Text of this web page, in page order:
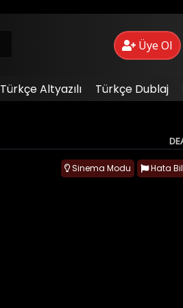
Üye Ol
Türkçe Altyazılı Türkçe Dublaj
Hata
Sinema Modu